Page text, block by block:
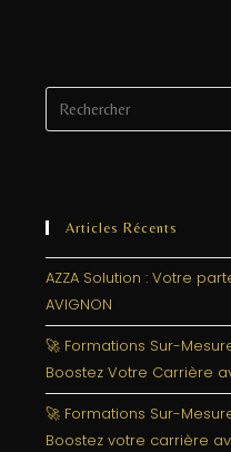
Articles Récents
AZZA Solution : Votre
AVIGNON
🚀 Formations Sur-
Boostez Votre Carrière
🚀 Formations Sur-
Boostez votre carrière